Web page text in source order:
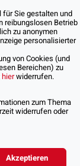
Sie gestalten und
reibungslosen Betrieb
zu anonymen
personalisierter
von Cookies (und
Bereichen) zu
hierwiderrufen.
zum Thema
widerrufen oder
Akzeptieren